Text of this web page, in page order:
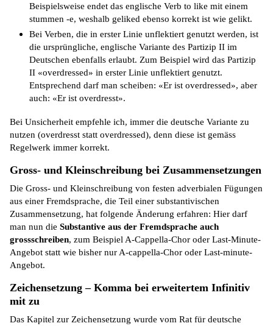
Beispielsweise endet das englische Verb to like mit einem
stummen -e, weshalb geliked ebenso korrekt ist wie gelikt.
Bei Verben, die in erster Linie unflektiert genutzt werden, ist
die ursprüngliche, englische Variante des Partizip II im
Deutschen ebenfalls erlaubt. Zum Beispiel wird das Partizip
II «overdressed» in erster Linie unflektiert genutzt.
Entsprechend darf man scheiben: «Er ist overdressed», aber
auch: «Er ist overdresst».
Bei Unsicherheit empfehle ich, immer die deutsche Variante zu
nutzen (overdresst statt overdressed), denn diese ist gemäss
Regelwerk immer korrekt.
Gross- und Kleinschreibung bei Zusammensetzungen
Die Gross- und Kleinschreibung von festen adverbialen Fügungen
aus einer Fremdsprache, die Teil einer substantivischen
Zusammensetzung, hat folgende Änderung erfahren: Hier darf
man nun dieSubstantive aus der Fremdsprache auch
grossschreiben, zum Beispiel A-Cappella-Chor oder Last-Minute-
Angebot statt wie bisher nur A-cappella-Chor oder Last-minute-
Angebot.
Zeichensetzung – Komma bei erweitertem Infinitiv
mit zu
Das Kapitel zur Zeichensetzung wurde vom Rat für deutsche